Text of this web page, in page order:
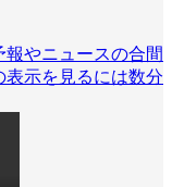
やニュースの合間
示を見るには数分